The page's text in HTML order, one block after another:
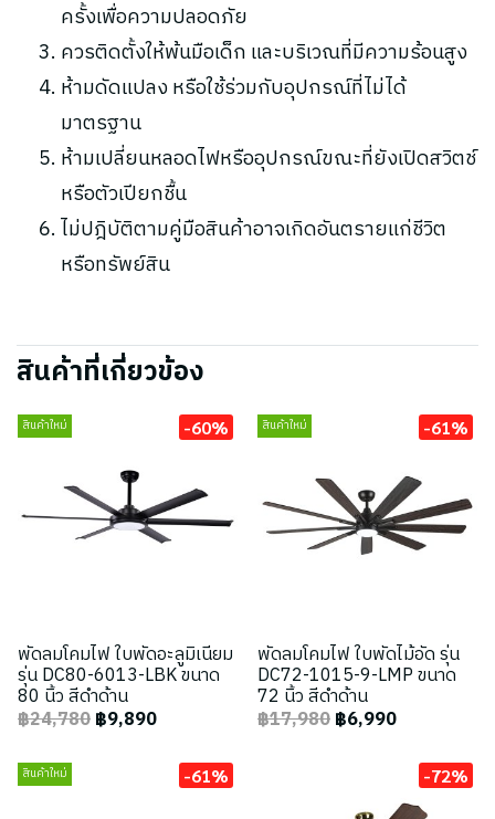
ครั้งเพื่อความปลอดภัย
ควรติดตั้งให้พ้นมือเด็ก และบริเวณที่มีความร้อนสูง
ห้ามดัดแปลง หรือใช้ร่วมกับอุปกรณ์ที่ไม่ได้
มาตรฐาน
ห้ามเปลี่ยนหลอดไฟหรืออุปกรณ์ขณะที่ยังเปิดสวิตช์
หรือตัวเปียกชื้น
ไม่ปฎิบัติตามคู่มือสินค้าอาจเกิดอันตรายแก่ชีวิต
หรือทรัพย์สิน
สินค้าที่เกี่ยวข้อง
สินค้าใหม่ -60%
พัดลมโคมไฟ ใบพัดอะลูมิเนียม
รุ่น DC80-6013-LBK ขนาด
80 นิ้ว สีดำด้าน
฿24,780฿9,890
สินค้าใหม่ -61%
พัดลมโคมไฟ ใบพัดไม้อัด รุ่น
DC72-1015-9-LMP ขนาด
72 นิ้ว สีดำด้าน
฿17,980฿6,990
สินค้าใหม่ -61% -72%